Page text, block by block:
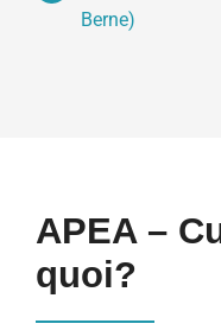
Berne)
APEA –
quoi?